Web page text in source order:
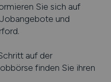
Sie sich auf
und
.
auf der
finden Sie ihren